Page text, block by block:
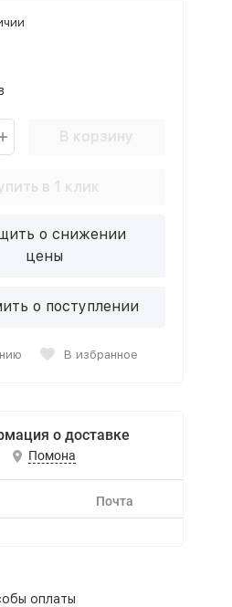
В корзину
в 1 клик
о снижении
цены
о поступлении
В избранное
о доставке
Помона
Почта
оплаты